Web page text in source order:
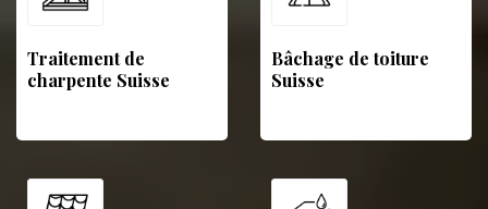
Traitement de
charpente Suisse
Bâchage de toiture
Suisse